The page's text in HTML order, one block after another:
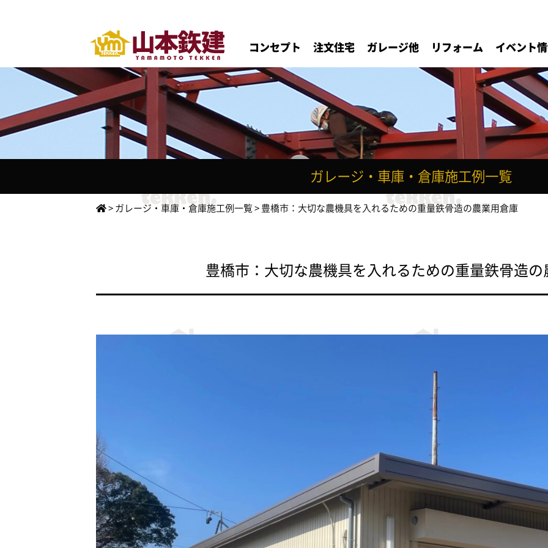
コンセプト 注文住宅 ガレージ他 リフォーム イベント
ガレージ・車庫・倉庫施工例一覧
> ガレージ・車庫・倉庫施工例一覧 > 豊橋市：大切な農機具を入れるための重量鉄骨造の農業用倉庫
豊橋市：大切な農機具を入れるための重量鉄骨造の